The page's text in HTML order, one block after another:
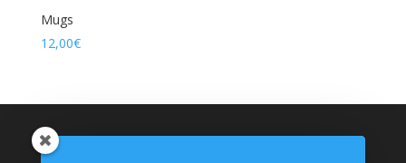
Mugs
12,00€
Catégories de produits